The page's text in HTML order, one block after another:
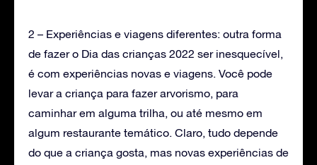
2 – Experiências e viagens diferentes: outra forma
de fazer o Dia das crianças 2022 ser inesquecível,
é com experiências novas e viagens. Você pode
levar a criança para fazer arvorismo, para
caminhar em alguma trilha, ou até mesmo em
algum restaurante temático. Claro, tudo depende
do que a criança gosta, mas novas experiências de